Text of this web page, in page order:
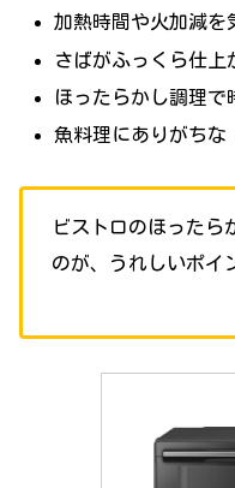
加熱時間や火加減を
さばがふっくら仕上
ほったらかし調理で
魚料理にありがちな
ビストロのほったら
のが、うれしいポイ